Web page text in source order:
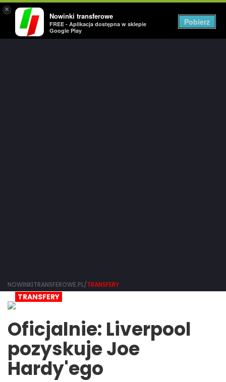
×
Nowinki transferowe
FREE - Aplikacja dostępna w sklepie
Google Play
Pobierz
NOWINKITRANSFEROWE.PL/TRANSFERY
TRANSFERY
Oficjalnie: Liverpool
pozyskuje Joe
Hardy'ego